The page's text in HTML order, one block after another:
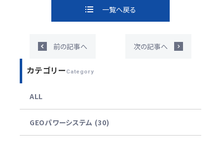
一覧へ戻る
前の記事へ 次の記事へ
カテゴリー Category
ALL
GEOパワーシステム (30)